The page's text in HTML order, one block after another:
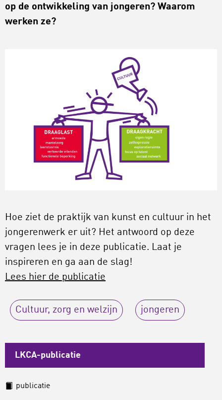
op de ontwikkeling van jongeren? Waarom
werken ze?
Hoe ziet de praktijk van kunst en cultuur in het
jongerenwerk er uit? Het antwoord op deze
vragen lees je in deze publicatie. Laat je
inspireren en ga aan de slag!
Lees hier de publicatie
Cultuur, zorg en welzijn jongeren
LKCA-publicatie
publicatie